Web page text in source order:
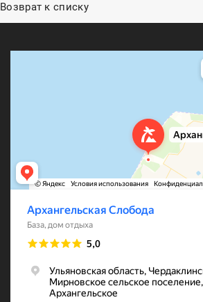
Возврат к списку